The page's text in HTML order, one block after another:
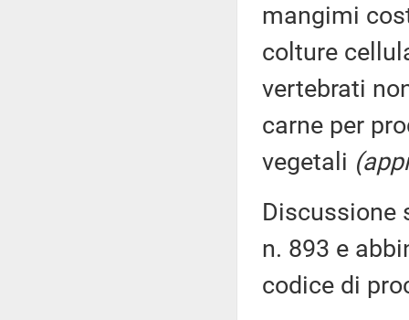
mangimi
colture
vertebrati
carne per
vegetali
Discussione
n. 893 e
codice di